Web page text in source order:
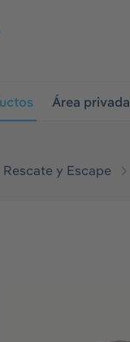
Área privada
Rescate y Escape